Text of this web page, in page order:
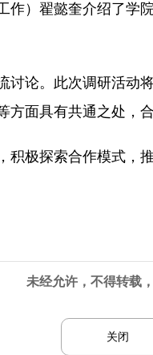
作）翟懿奎介绍了学
论。此次调研活动
面具有共通之处，合
积极探索合作模式，
未经允许，不得转载
关闭